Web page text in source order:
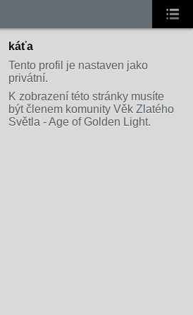
káťa
Tento profil je nastaven jako
privátní.
K zobrazení této stránky musíte
být členem komunity Věk Zlatého
Světla - Age of Golden Light.